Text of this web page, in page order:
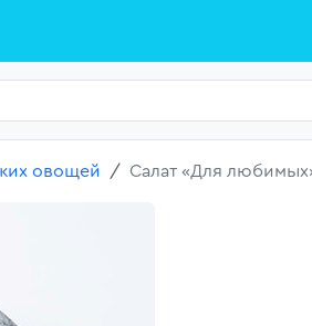
овощей Салат «Для